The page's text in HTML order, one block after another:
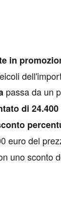
in
passa da un
di
euro del
uno sconto